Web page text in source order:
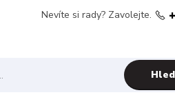
Nevíte si rady? Zavolejte.